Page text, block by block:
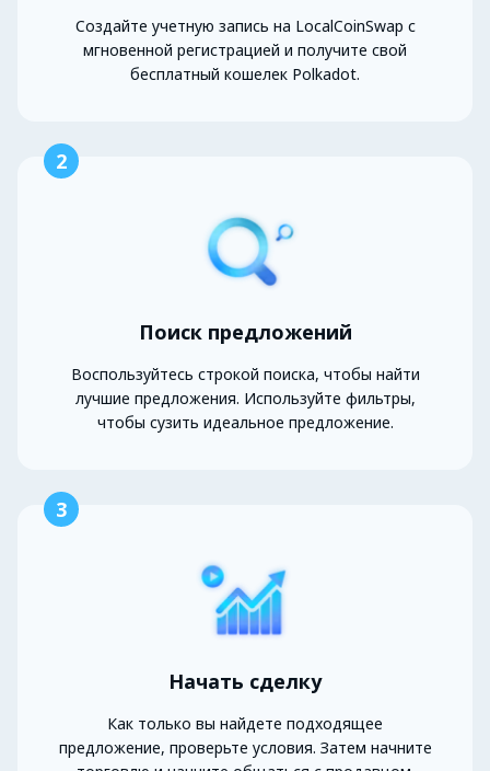
Создайте учетную запись на LocalCoinSwap с
мгновенной регистрацией и получите свой
бесплатный кошелек Polkadot.
2
Поиск предложений
Воспользуйтесь строкой поиска, чтобы найти
лучшие предложения. Используйте фильтры,
чтобы сузить идеальное предложение.
3
Начать сделку
Как только вы найдете подходящее
предложение, проверьте условия. Затем начните